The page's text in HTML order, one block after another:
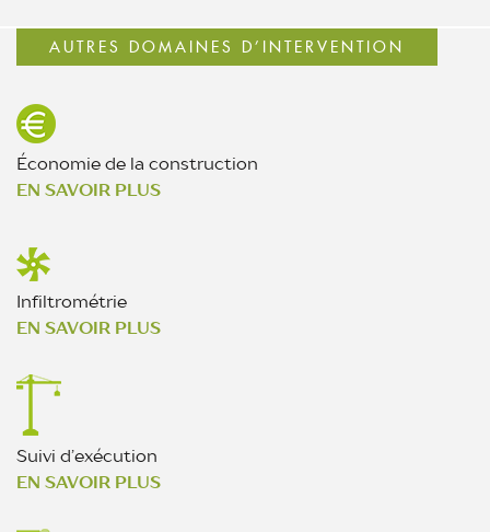
AUTRES DOMAINES D’INTERVENTION
Économie de la construction
EN SAVOIR PLUS
Infiltrométrie
EN SAVOIR PLUS
Suivi d’exécution
EN SAVOIR PLUS